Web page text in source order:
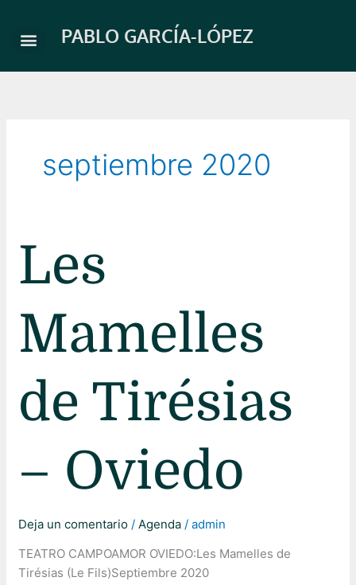
contenido
PABLO GARCÍA-LÓPEZ
septiembre 2020
Les
Mamelles
de Tirésias
– Oviedo
Deja un comentario /Agenda /admin
TEATRO CAMPOAMOR OVIEDO:Les Mamelles de
Tirésias (Le Fils)Septiembre 2020
Mamelles
de
–
Oviedo